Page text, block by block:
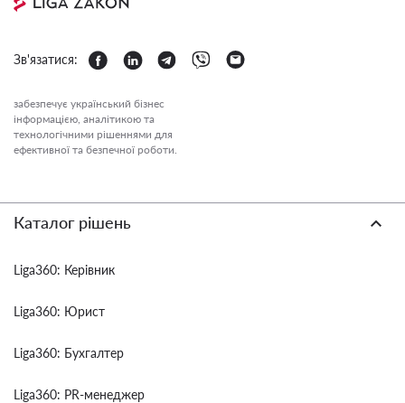
Зв'язатися:
забезпечує український бізнес
інформацією, аналітикою та
технологічними рішеннями для
ефективної та безпечної роботи.
Каталог рішень
Liga360: Керівник
Liga360: Юрист
Liga360: Бухгалтер
Liga360: PR-менеджер